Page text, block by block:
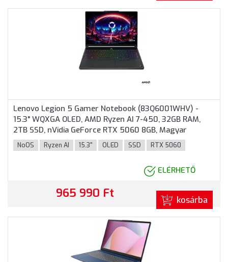
Lenovo Legion 5 Gamer Notebook (83Q6001WHV) -
15.3" WQXGA OLED, AMD Ryzen AI 7-450, 32GB RAM,
2TB SSD, nVidia GeForce RTX 5060 8GB, Magyar
billentyűzet, Operációs rendszer nélkül, 3 év garancia,
Fekete színben
NoOS Ryzen AI 15.3" OLED SSD RTX 5060
ELÉRHETŐ
965 990 Ft kosárba